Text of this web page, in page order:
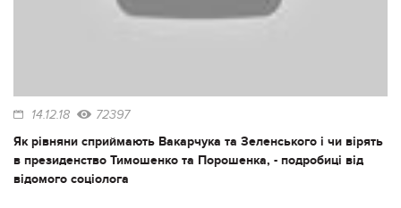
14.12.18 72397
Як рівняни сприймають Вакарчука та Зеленського і чи вірять
в президенство Тимошенко та Порошенка, - подробиці від
відомого соціолога